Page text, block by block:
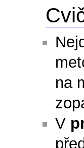
na
V